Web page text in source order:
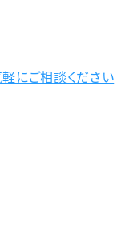
にご相談ください